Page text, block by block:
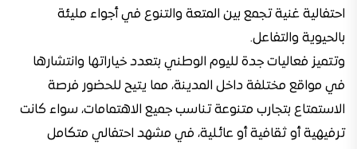
احتفالية غنية تجمع بين المتعة والتنوع في أجواء مليئة
بالحيوية والتفاعل.
وتتميز فعاليات جدة لليوم الوطني بتعدد خياراتها وانتشارها
في مواقع مختلفة داخل المدينة، مما يتيح للحضور فرصة
الاستمتاع بتجارب متنوعة تناسب جميع الاهتمامات، سواء كانت
ترفيهية أو ثقافية أو عائلية، في مشهد احتفالي متكامل